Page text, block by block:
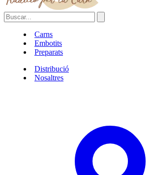
Carns
Embotits
Preparats
Distribució
Nosaltres